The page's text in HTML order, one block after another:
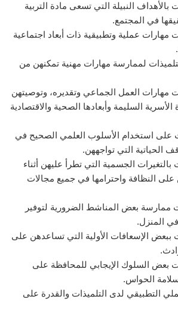
بالأهداف النبيلة التي تسعى مادة التربية
في المجتمع.
مهارات عملية وتطبيقية ذات أبعاد اجتماعية
لممارسة مهارات مهنية تمكنهن من
مهارات العمل الجماعي وتقديره، وتوصيتهن
الأسرية السليمة وأبعادها الصحية والاقتصادية
على استخدام الأسلوب العلمي الصحيح في
الحياتية التي تواجههن.
بالتغيرات الجسمية التي تطرأ عليهن أثناء
على النظافة واحترامها في جميع مجالات
ممارسة بعض المناشط الضرورية لتوفير
في المنزل.
ببعض الإسعافات الأولية التي تساعدهن على
بعض السلوك الإيجابي للمحافظة على
الحواس.
التطبيقي لدى التلميذات والقدرة على